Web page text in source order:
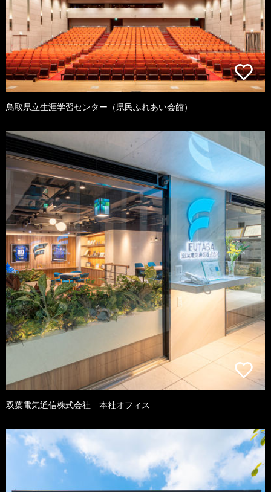
鳥取県立生涯学習センター（県民ふれあい会館）
双葉電気通信株式会社 本社オフィス